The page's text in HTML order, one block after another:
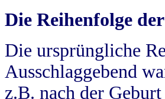
Die Reihenfolge
Die ursprüngliche
Ausschlaggebend
z.B. nach der